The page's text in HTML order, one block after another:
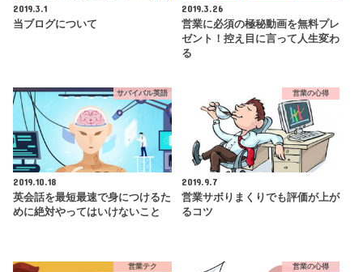
2019.3.1
当ブログについて
2019.3.26
営業に必須の極秘動画を無料プレ
ゼント！控え目に言って人生変わ
る
サバイバル英語
2019.10.18
英会話を最短最速で身につけるた
めに絶対やってはいけないこと
営業の心得
2019.9.7
営業サボりまくりでも評価が上が
るコツ
営業テク 営業の心得